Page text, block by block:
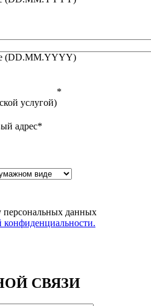
(DD.MM.YYYY)
услугой)
*
адрес*
персональных данных
конфиденциальности.
СВЯЗИ